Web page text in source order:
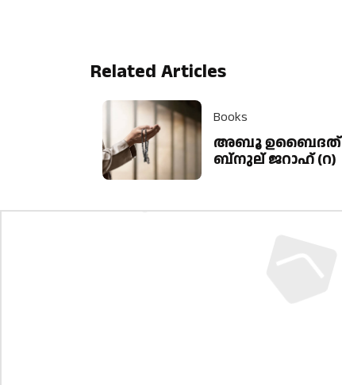
Related Articles
Books
അബൂ ഉബൈദത്
ബ്നുല് ജറാഹ് (റ)